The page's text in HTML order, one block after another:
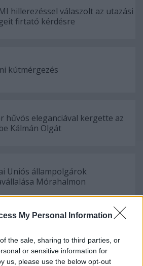
My Personal Information
the sale, sharing to third parties, or
or sensitive information for
us, please use the below opt-out
hillerezéssel válaszolt az utazási
firtató kérdésre
kútmérgezés
hűvös eleganciával kergette az
Kálmán Olgát
Uniós állampolgárok
Mórahalmon
kell lépned!